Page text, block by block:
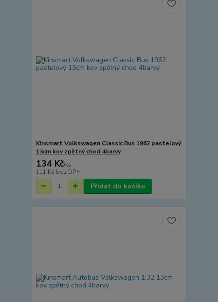
Kinsmart Volkswagen Classic Bus 1962 pastelový
13cm kov zpětný chod 4barvy
134 Kč/ks
111 Kč bez DPH
Přidat do košíku